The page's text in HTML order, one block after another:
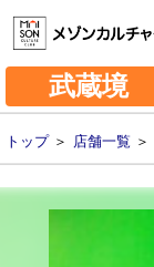
武蔵境
トップ＞ 店舗一覧 ＞